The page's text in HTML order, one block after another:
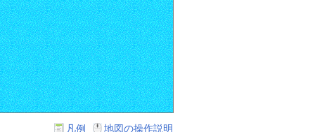
凡例 地図の操作説明